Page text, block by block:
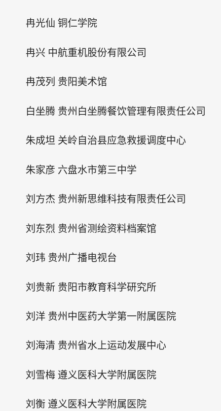
冉光仙 铜仁学院
冉兴 中航重机股份有限公司
冉茂列 贵阳美术馆
白坐腾 贵州白坐腾餐饮管理有限责任公司
朱成坦 关岭自治县应急救援调度中心
朱家彦 六盘水市第三中学
刘方杰 贵州新思维科技有限责任公司
刘东烈 贵州省测绘资料档案馆
刘玮 贵州广播电视台
刘贵新 贵阳市教育科学研究所
刘洋 贵州中医药大学第一附属医院
刘海清 贵州省水上运动发展中心
刘雪梅 遵义医科大学附属医院
刘衡 遵义医科大学附属医院